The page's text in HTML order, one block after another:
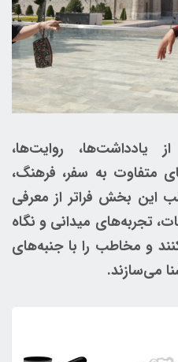
یادداشت‌ها، روایت‌ها،
متفاوت به سفر، فرهنگ،
این بخش فراتر از معرفی
تجربه‌های میدانی و نگاه
و مخاطب را با جنبه‌های
می‌سازند.